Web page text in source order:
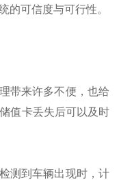
可信度与可行性。
带来许多不便，也给
值卡丢失后可以及时
测到车辆出现时，计